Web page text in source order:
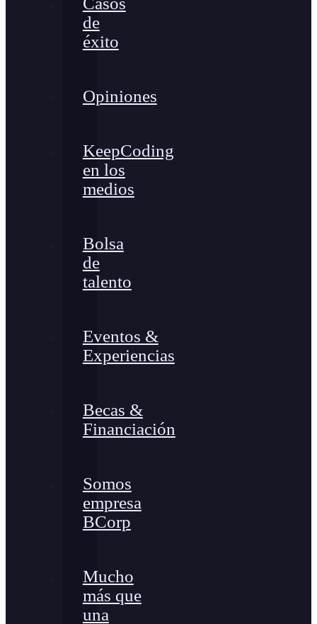
de
éxito
Opiniones
KeepCoding
en los
medios
Bolsa
de
talento
Eventos &
Experiencias
Becas &
Financiación
Somos
empresa
BCorp
Mucho
más que
una